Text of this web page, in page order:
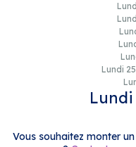
Lundi
Lundi
Vous souhaitez monter